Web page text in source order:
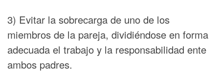
3) Evitar la sobrecarga de uno de los
miembros de la pareja, dividiéndose en forma
adecuada el trabajo y la responsabilidad ente
ambos padres.